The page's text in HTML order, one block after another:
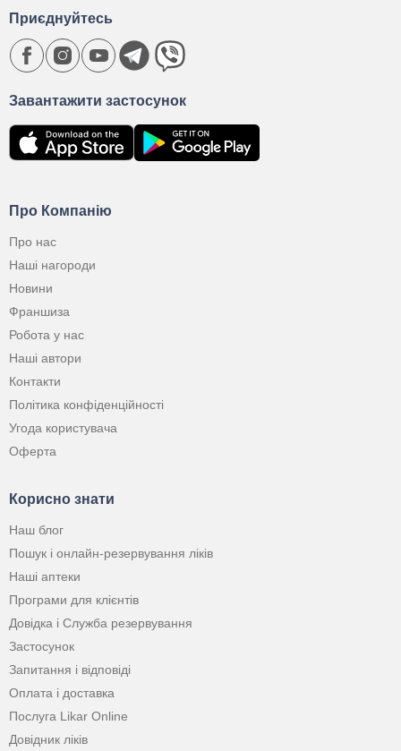
Про Компанію
Про нас
Наші нагороди
Новини
Франшиза
Робота у нас
Наші автори
Контакти
Політика конфіденційності
Угода користувача
Оферта
Корисно знати
Наш блог
Пошук і онлайн-резервування ліків
Наші аптеки
Програми для клієнтів
Довідка і Служба резервування
Застосунок
Запитання і відповіді
Оплата і доставка
Послуга Likar Online
Довідник ліків
Завантажити застосунок
Приєднуйтесь